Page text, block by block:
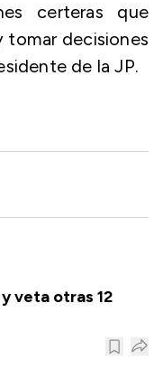
certeras que
tomar decisiones
de la JP.
veta otras 12